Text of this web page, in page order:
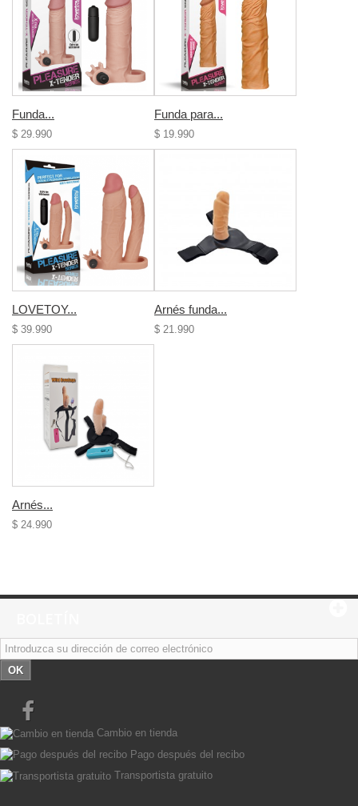
Funda...
$ 29.990
Funda para...
$ 19.990
LOVETOY...
$ 39.990
Arnés funda...
$ 21.990
Arnés...
$ 24.990
OK
Cambio en tienda
Pago después del recibo
Transportista gratuito